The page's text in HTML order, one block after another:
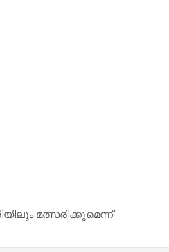
മത്സരിക്കുമെന്ന്